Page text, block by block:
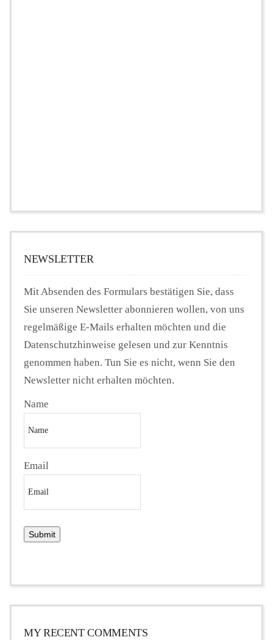
NEWSLETTER
Mit Absenden des Formulars bestätigen Sie, dass
Sie unseren Newsletter abonnieren wollen, von uns
regelmäßige E-Mails erhalten möchten und die
Datenschutzhinweise gelesen und zur Kenntnis
genommen haben. Tun Sie es nicht, wenn Sie den
Newsletter nicht erhalten möchten.
Name
Email
MY RECENT COMMENTS